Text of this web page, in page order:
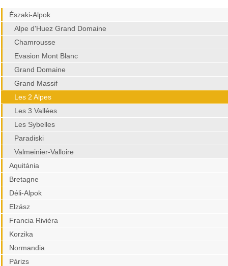
Északi-Alpok
Alpe d'Huez Grand Domaine
Chamrousse
Evasion Mont Blanc
Grand Domaine
Grand Massif
Les 2 Alpes
Les 3 Vallées
Les Sybelles
Paradiski
Valmeinier-Valloire
Aquitánia
Bretagne
Déli-Alpok
Elzász
Francia Riviéra
Korzika
Normandia
Párizs